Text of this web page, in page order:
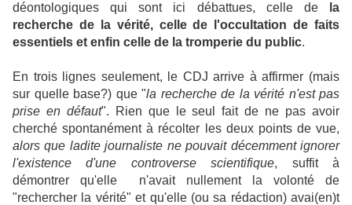
déontologiques qui sont ici débattues, celle de
la
recherche de la vérité, celle de l'occultation de faits
essentiels et enfin celle de la tromperie du public.
En trois lignes seulement, le CDJ arrive à affirmer (mais
sur quelle base?) que "la recherche de la vérité n'est pas
prise en défaut". Rien que le seul fait de ne pas avoir
cherché spontanément à récolter les deux points de vue,
alors que ladite journaliste ne pouvait décemment ignorer
l'existence d'une controverse scientifique, suffit à
démontrer qu'elle n'avait nullement la volonté de
"rechercher la vérité" et qu'elle (ou sa rédaction) avai(en)t